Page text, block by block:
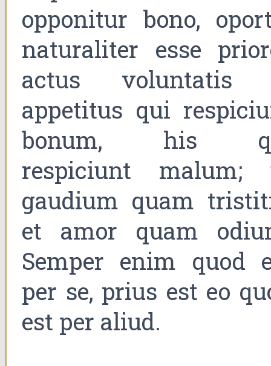
opponitur bono,
naturaliter esse
actus voluntatis
appetitus qui
bonum, his
respiciunt malum;
gaudium quam
et amor quam
Semper enim quod
per se, prius est eo
est per aliud.